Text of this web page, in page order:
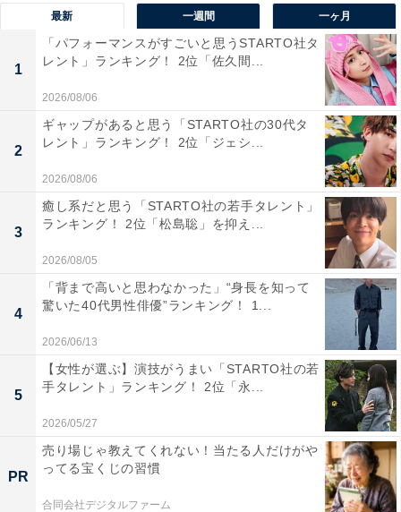
1位は「エルグランド」でした。エルグランドは、大型
ミニバンとしての重厚感と、豪華な内外装によって高級
感があると評価されています。特に広々とした室内空間
や高級素材を使用した内装、充実した装備が支持されて
おり、日産を代表する高級ミニバンとしての地位を確立
しているようです。
回答者からは「車体が大きく実際金額が高い。モデルチ
ェンジしてさらに高級感が増したように思う」（40代女
性／大阪府）、「大きくて目立つしお金持ちの送迎にも
使われている」（40代男性／千葉県）、「シートの質感
がめちゃくちゃ良くて、まるで高級ホテルのラウンジに
いるみたいな落ち着きがある」（30代男性／大分県）な
どのコメントが寄せられていました。
※回答コメントは原文ママです
最新 一週間 一ヶ月
1
「パフォーマンスがすごいと思うSTARTO社タ
レント」ランキング！ 2位「佐久間...
2026/08/06
2
ギャップがあると思う「STARTO社の30代タ
レント」ランキング！ 2位「ジェシ...
2026/08/06
3
癒し系だと思う「STARTO社の若手タレント」
ランキング！ 2位「松島聡」を抑え...
2026/08/05
4
「背まで高いと思わなかった」“身長を知って
驚いた40代男性俳優”ランキング！ 1...
2026/06/13
5
【女性が選ぶ】演技がうまい「STARTO社の若
手タレント」ランキング！ 2位「永...
2026/05/27
PR
売り場じゃ教えてくれない！当たる人だけがや
ってる宝くじの習慣
合同会社デジタルファーム